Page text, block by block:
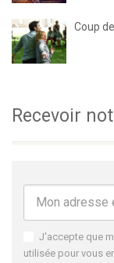
Coup
Recevoir
J'accepte que
utilisée pour vous